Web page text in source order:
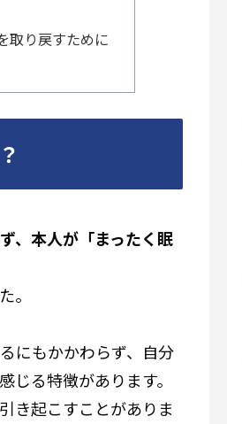
取り戻すために
、本人が「まったく眠
。
にもかかわらず、自分
る特徴があります。
き起こすことがありま